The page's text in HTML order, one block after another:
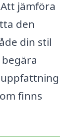
jämföra
den
din stil
finns